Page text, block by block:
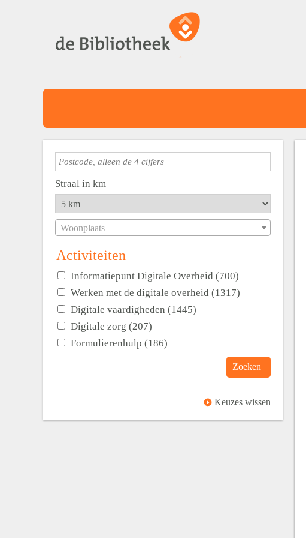
Straal in km
Woonplaats
Activiteiten
Informatiepunt Digitale Overheid (700)
Werken met de digitale overheid (1317)
Digitale vaardigheden (1445)
Digitale zorg (207)
Formulierenhulp (186)
Zoeken
Keuzes wissen